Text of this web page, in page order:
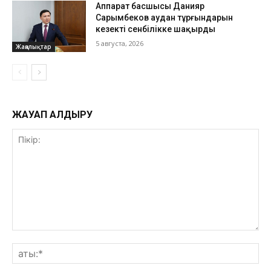
Жаңалықтар
Аппарат басшысы Данияр
Сарымбеков аудан тұрғындарын
кезекті сенбілікке шақырды
5 августа, 2026
ЖАУАП ҚАЛДЫРУ